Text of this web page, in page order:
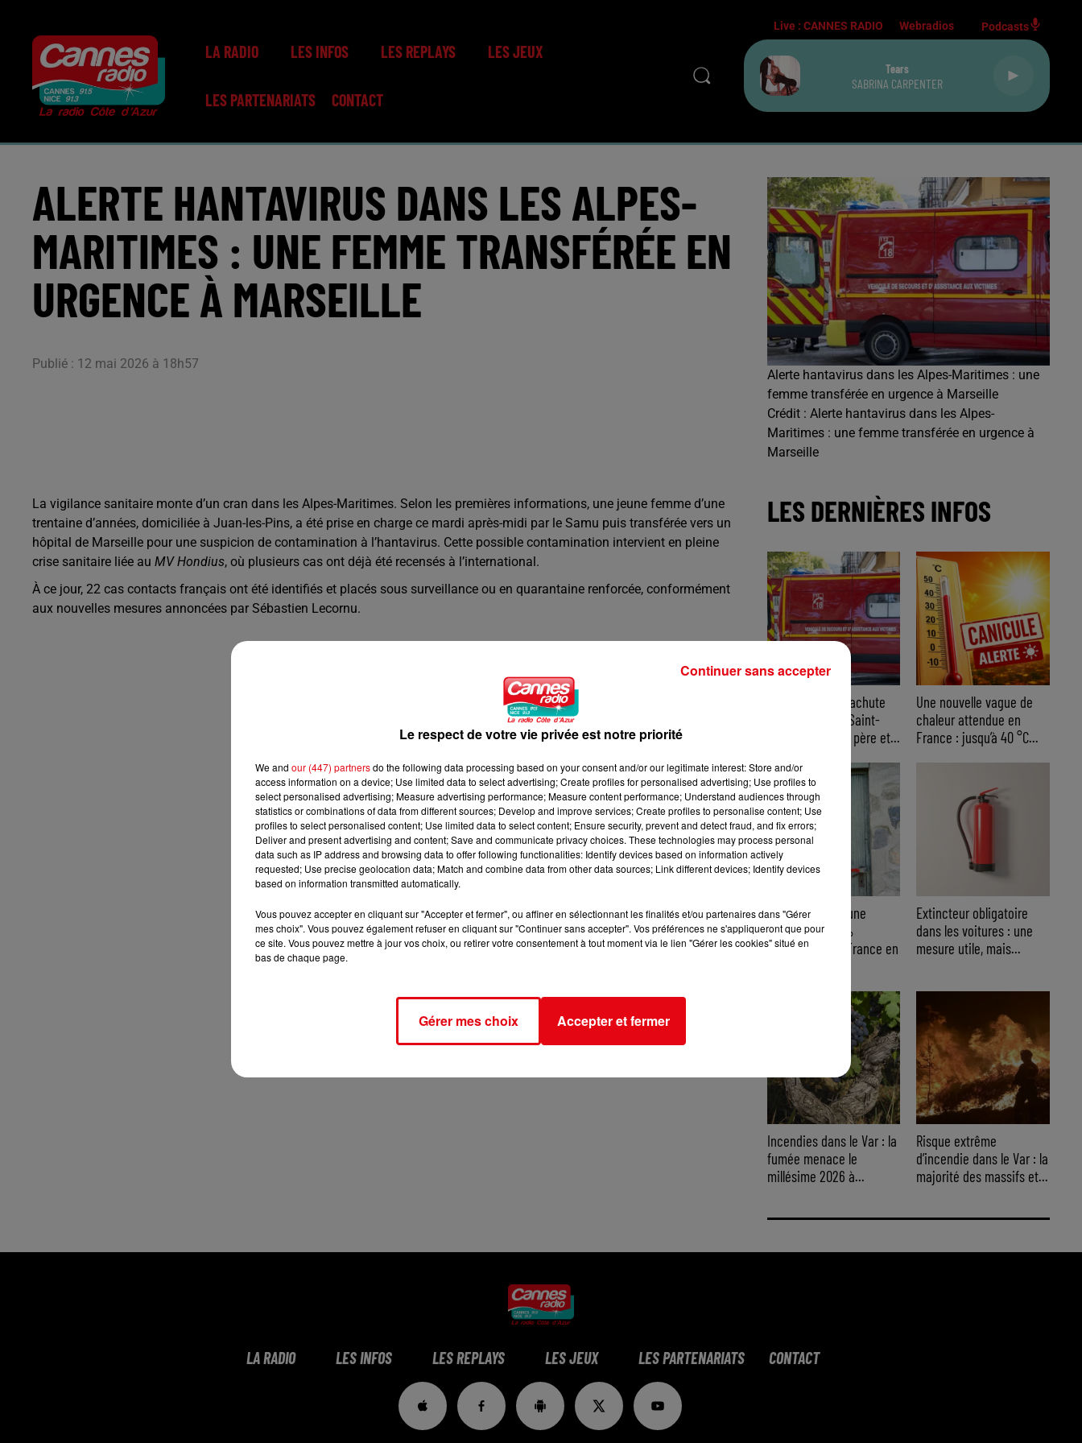
LA RADIO LES INFOS LES REPLAYS LES JEUX
LES PARTENARIATS CONTACT
Live :CANNES RADIO Webradios Podcasts
Tears
SABRINA CARPENTER
ALERTE HANTAVIRUS DANS LES ALPES-
MARITIMES : UNE FEMME TRANSFÉRÉE EN
URGENCE À MARSEILLE
Publié : 12 mai 2026 à 18h57
Alerte hantavirus dans les Alpes-Maritimes : une
femme transférée en urgence à Marseille
Crédit : Alerte hantavirus dans les Alpes-
Maritimes : une femme transférée en urgence à
Marseille
La vigilance sanitaire monte d’un cran dans les Alpes-Maritimes. Selon les premières informations, une jeune femme d’une
trentaine d’années, domiciliée à Juan-les-Pins, a été prise en charge ce mardi après-midi par le Samu puis transférée vers un
hôpital de Marseille pour une suspicion de contamination à l’hantavirus. Cette possible contamination intervient en pleine
crise sanitaire liée au MV Hondius, où plusieurs cas ont déjà été recensés à l’international.
À ce jour, 22 cas contacts français ont été identifiés et placés sous surveillance ou en quarantaine renforcée, conformément
aux nouvelles mesures annoncées par Sébastien Lecornu.
LES DERNIÈRES INFOS
Accident de parachute
ascensionnel à Saint-
Cyr-sur-Mer : un père et...
Une nouvelle vague de
chaleur attendue en
France : jusqu’à 40 °C...
Cambriolages : une
hausse de 5,8 %
enregistrée en France en
Extincteur obligatoire
dans les voitures : une
mesure utile, mais...
Incendies dans le Var : la
fumée menace le
millésime 2026 à...
Risque extrême
d’incendie dans le Var : la
majorité des massifs et...
LA RADIO LES INFOS LES REPLAYS LES JEUX LES PARTENARIATS CONTACT
Le respect de votre vie privée est notre priorité
We and our (447) partnersdo the following data processing based on your consent and/or our legitimate interest: Store and/or
access information on a device; Use limited data to select advertising; Create profiles for personalised advertising; Use profiles to
select personalised advertising; Measure advertising performance; Measure content performance; Understand audiences through
statistics or combinations of data from different sources; Develop and improve services; Create profiles to personalise content; Use
profiles to select personalised content; Use limited data to select content; Ensure security, prevent and detect fraud, and fix errors;
Deliver and present advertising and content; Save and communicate privacy choices. These technologies may process personal
data such as IP address and browsing data to offer following functionalities: Identify devices based on information actively
requested; Use precise geolocation data; Match and combine data from other data sources; Link different devices; Identify devices
based on information transmitted automatically.
Vous pouvez accepter en cliquant sur "Accepter et fermer", ou affiner en sélectionnant les finalités et/ou partenaires dans "Gérer
mes choix". Vous pouvez également refuser en cliquant sur "Continuer sans accepter". Vos préférences ne s'appliqueront que pour
ce site. Vous pouvez mettre à jour vos choix, ou retirer votre consentement à tout moment via le lien "Gérer les cookies" situé en
bas de chaque page.
Gérer mes choix Accepter et fermer
Continuer sans accepter